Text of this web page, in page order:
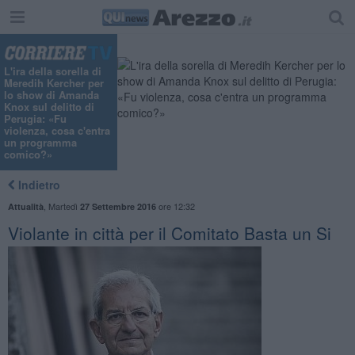
L'ira della sorella di
Meredih Kercher per
lo show di Amanda
Knox sul delitto di
Perugia: «Fu
violenza, cosa c'entra
un programma
comico?»
Indietro
Attualità Martedì 27 Settembre 2016ore 12:32
Violante in città per il Comitato Basta un Si